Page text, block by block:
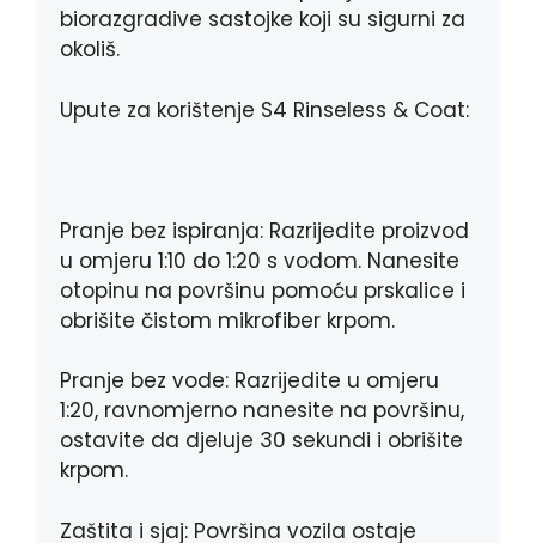
biorazgradive sastojke koji su sigurni za
okoliš.
Upute za korištenje S4 Rinseless & Coat:
Pranje bez ispiranja: Razrijedite proizvod
u omjeru 1:10 do 1:20 s vodom. Nanesite
otopinu na površinu pomoću prskalice i
obrišite čistom mikrofiber krpom.
Pranje bez vode: Razrijedite u omjeru
1:20, ravnomjerno nanesite na površinu,
ostavite da djeluje 30 sekundi i obrišite
krpom.
Zaštita i sjaj: Površina vozila ostaje